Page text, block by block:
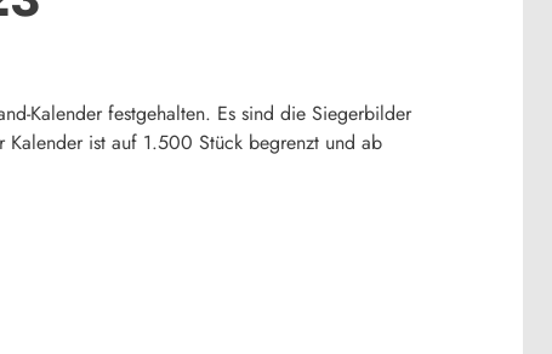
Kalender festgehalten. Es sind die Siegerbilder
Kalender ist auf 1.500 Stück begrenzt und ab